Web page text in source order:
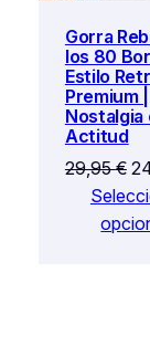
Gorra
los 80
Estilo
Premium |
Nostalgia
Actitud
29,95€ El